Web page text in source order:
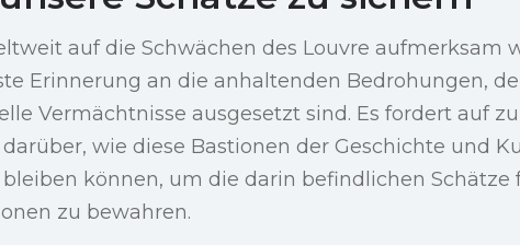
auf die Schwächen des Louvre aufmerksam
Erinnerung an die anhaltenden Bedrohungen,
Vermächtnisse ausgesetzt sind. Es fordert auf
wie diese Bastionen der Geschichte und
können, um die darin befindlichen Schätze
zu bewahren.